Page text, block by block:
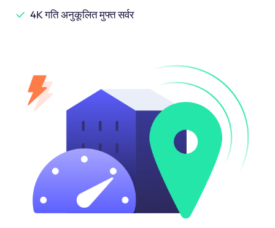
4K गति अनुकूलित मुफ्त सर्वर